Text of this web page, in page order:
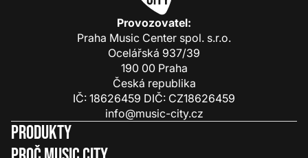
Provozovatel:
Praha Music Center spol. s.r.o.
Ocelářská 937/39
190 00 Praha
Česká republika
IČ: 18626459 DIČ: CZ18626459
info@music-city.cz
Produkty